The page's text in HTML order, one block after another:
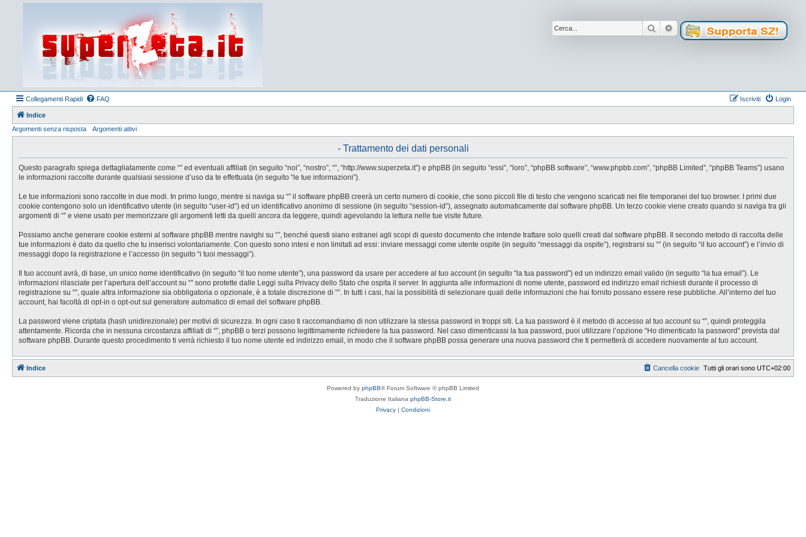
Cerca Ricerca avanzata
Collegamenti Rapidi FAQ Login
Iscriviti
Indice
Argomenti senza risposta
Argomenti attivi
- Trattamento dei dati personali
Questo paragrafo spiega dettagliatamente come “” ed eventuali affiliati (in seguito “noi”, “nostro”, “”, “http://www.superzeta.it”) e phpBB (in seguito “essi”, “loro”, “phpBB software”, “www.phpbb.com”, “phpBB Limited”, “phpBB Teams”) usano
le informazioni raccolte durante qualsiasi sessione d’uso da te effettuata (in seguito “le tue informazioni”).
Le tue informazioni sono raccolte in due modi. In primo luogo, mentre si naviga su “” il software phpBB creerà un certo numero di cookie, che sono piccoli file di testo che vengono scaricati nei file temporanei del tuo browser. I primi due
cookie contengono solo un identificativo utente (in seguito “user-id”) ed un identificativo anonimo di sessione (in seguito “session-id”), assegnato automaticamente dal software phpBB. Un terzo cookie viene creato quando si naviga tra gli
argomenti di “” e viene usato per memorizzare gli argomenti letti da quelli ancora da leggere, quindi agevolando la lettura nelle tue visite future.
Possiamo anche generare cookie esterni al software phpBB mentre navighi su “”, benché questi siano estranei agli scopi di questo documento che intende trattare solo quelli creati dal software phpBB. Il secondo metodo di raccolta delle
tue informazioni è dato da quello che tu inserisci volontariamente. Con questo sono intesi e non limitati ad essi: inviare messaggi come utente ospite (in seguito “messaggi da ospite”), registrarsi su “” (in seguito “il tuo account”) e l’invio di
messaggi dopo la registrazione e l’accesso (in seguito “i tuoi messaggi”).
Il tuo account avrà, di base, un unico nome identificativo (in seguito “il tuo nome utente”), una password da usare per accedere al tuo account (in seguito “la tua password”) ed un indirizzo email valido (in seguito “la tua email”). Le
informazioni rilasciate per l’apertura dell’account su “” sono protette dalle Leggi sulla Privacy dello Stato che ospita il server. In aggiunta alle informazioni di nome utente, password ed indirizzo email richiesti durante il processo di
registrazione su “”, quale altra informazione sia obbligatoria o opzionale, è a totale discrezione di “”. In tutti i casi, hai la possibilità di selezionare quali delle informazioni che hai fornito possano essere rese pubbliche. All’interno del tuo
account, hai facoltà di opt-in o opt-out sul generatore automatico di email del software phpBB.
La password viene criptata (hash unidirezionale) per motivi di sicurezza. In ogni caso ti raccomandiamo di non utilizzare la stessa password in troppi siti. La tua password è il metodo di accesso al tuo account su “”, quindi proteggila
attentamente. Ricorda che in nessuna circostanza affiliati di “”, phpBB o terzi possono legittimamente richiedere la tua password. Nel caso dimenticassi la tua password, puoi utilizzare l’opzione “Ho dimenticato la password” prevista dal
software phpBB. Durante questo procedimento ti verrà richiesto il tuo nome utente ed indirizzo email, in modo che il software phpBB possa generare una nuova password che ti permetterà di accedere nuovamente al tuo account.
Indice Tutti gli orari sono UTC+02:00
Cancella cookie
Powered by phpBB® Forum Software © phpBB Limited
Traduzione Italiana phpBB-Store.it
Privacy | Condizioni